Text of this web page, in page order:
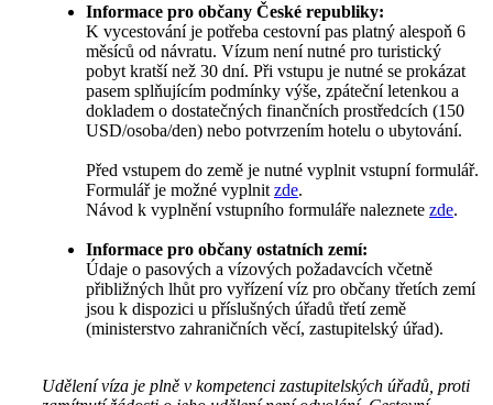
Informace pro občany České republiky:
K vycestování je potřeba cestovní pas platný alespoň 6
měsíců od návratu. Vízum není nutné pro turistický
pobyt kratší než 30 dní. Při vstupu je nutné se prokázat
pasem splňujícím podmínky výše, zpáteční letenkou a
dokladem o dostatečných finančních prostředcích (150
USD/osoba/den) nebo potvrzením hotelu o ubytování.
Před vstupem do země je nutné vyplnit vstupní formulář.
Formulář je možné vyplnit zde.
Návod k vyplnění vstupního formuláře naleznete zde.
Informace pro občany ostatních zemí:
Údaje o pasových a vízových požadavcích včetně
přibližných lhůt pro vyřízení víz pro občany třetích zemí
jsou k dispozici u příslušných úřadů třetí země
(ministerstvo zahraničních věcí, zastupitelský úřad).
Udělení víza je plně v kompetenci zastupitelských úřadů, proti